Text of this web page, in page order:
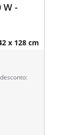
-
x 128 cm